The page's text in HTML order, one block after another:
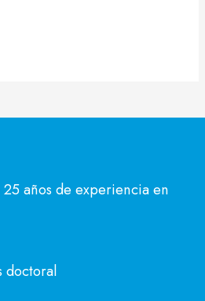
años de experiencia en
doctoral